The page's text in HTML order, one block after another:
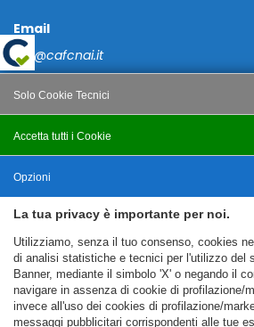
Email
caf@cafcnai.it
Posta Certificata
Tel. 0871 540063
PRIVACY
Note Legali
Policy
Cookie Policy
La tua privacy è importante per noi.
Utilizziamo, senza il tuo consenso, cookies
di analisi statistiche e tecnici per l'utilizzo del
Banner, mediante il simbolo 'X' o negando il
navigare in assenza di cookie di profilazione/
invece all'uso dei cookies di profilazione/
messaggi pubblicitari corrispondenti alle tue
Accetta tutti i Cookie
Solo Cookie Tecnici
Salva
Opzioni
Nascondi Opzioni